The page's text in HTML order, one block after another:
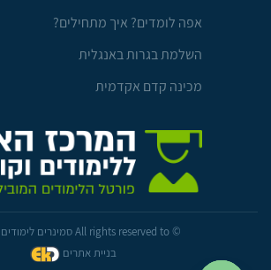
אפה לומדים? איך מתחילים?
השלמת בגרות באנגלית
מכינה קדם אקדמית
© All rights reserved to סמינרים לימודים וקורסים
בניית אתרים